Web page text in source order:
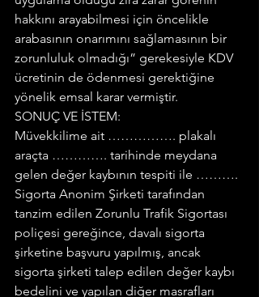
hakkını arayabilmesi için öncelikle
arabasının onarımını sağlamasının bir
zorunluluk olmadığı” gerekesiyle KDV
ücretinin de ödenmesi gerektiğine
yönelik emsal karar vermiştir.
SONUÇ VE İSTEM:
Müvekkilime ait ……………. plakalı
araçta …………. tarihinde meydana
gelen değer kaybının tespiti ile ……….
Sigorta Anonim Şirketi tarafından
tanzim edilen Zorunlu Trafik Sigortası
poliçesi gereğince, davalı sigorta
şirketine başvuru yapılmış, ancak
sigorta şirketi talep edilen değer kaybı
bedelini ve yapılan diğer masrafları